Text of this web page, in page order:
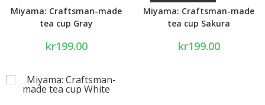
Miyama: Craftsman-made
tea cup Gray
kr199.00
Miyama: Craftsman-made
tea cup Sakura
kr199.00